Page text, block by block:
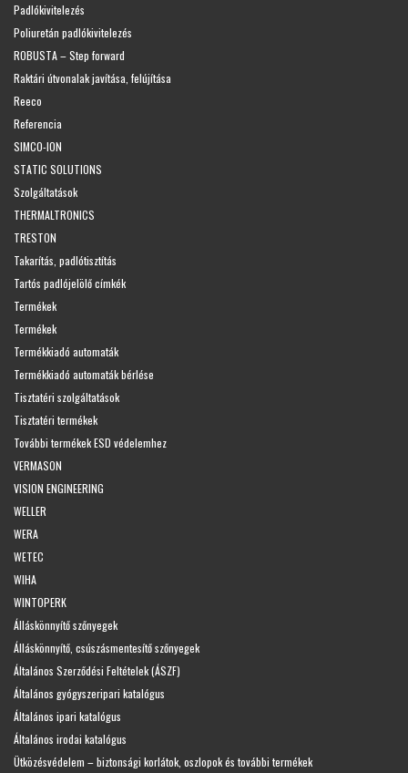
Padlókivitelezés
Poliuretán padlókivitelezés
ROBUSTA – Step forward
Raktári útvonalak javítása, felújítása
Reeco
Referencia
SIMCO-ION
STATIC SOLUTIONS
Szolgáltatások
THERMALTRONICS
TRESTON
Takarítás, padlótisztítás
Tartós padlójelölő címkék
Termékek
Termékek
Termékkiadó automaták
Termékkiadó automaták bérlése
Tisztatéri szolgáltatások
Tisztatéri termékek
További termékek ESD védelemhez
VERMASON
VISION ENGINEERING
WELLER
WERA
WETEC
WIHA
WINTOPERK
Álláskönnyítő szőnyegek
Álláskönnyítő, csúszásmentesítő szőnyegek
Általános Szerződési Feltételek (ÁSZF)
Általános gyógyszeripari katalógus
Általános ipari katalógus
Általános irodai katalógus
Ütközésvédelem – biztonsági korlátok, oszlopok és további termékek